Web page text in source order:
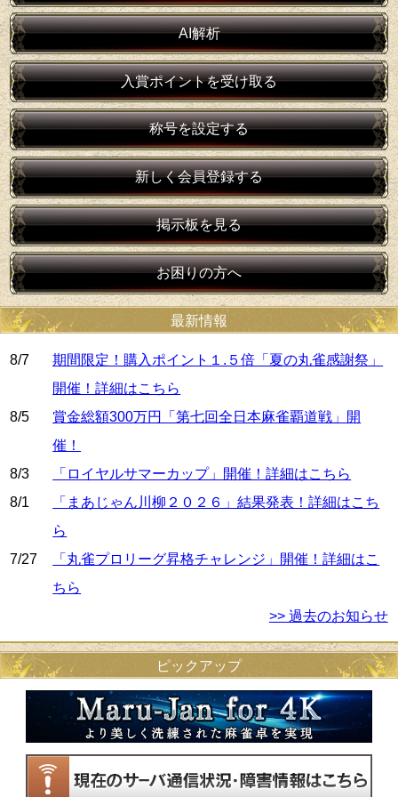
AI解析
入賞ポイントを受け取る
称号を設定する
新しく会員登録する
掲示板を見る
お困りの方へ
最新情報
8/7
期間限定！購入ポイント１.５倍「夏の丸雀感謝祭」
開催！詳細はこちら
8/5
賞金総額300万円「第七回全日本麻雀覇道戦」開
催！
8/3
「ロイヤルサマーカップ」開催！詳細はこちら
8/1
「まあじゃん川柳２０２６」結果発表！詳細はこち
ら
7/27
「丸雀プロリーグ昇格チャレンジ」開催！詳細はこ
ちら
>> 過去のお知らせ
ピックアップ